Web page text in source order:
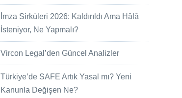
İmza Sirküleri 2026: Kaldırıldı Ama Hâlâ
İsteniyor, Ne Yapmalı?
Vircon Legal’den Güncel Analizler
Türkiye’de SAFE Artık Yasal mı? Yeni
Kanunla Değişen Ne?